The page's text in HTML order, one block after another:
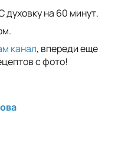
духовку на 60 минут.
канал, впереди еще
с фото!